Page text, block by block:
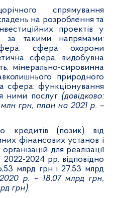
спрямування
на розроблення та
проектів у
за такими напрямами:
сфера охорони
сфера, видобувна
мінерально-сировинна
природного
сфера; функціонування
ними послуг (довідково:
грн, план на 2021 р. –
кредитів (позик) від
фінансових установ і
для реалізації
2022-2024 рр. відповідно
млрд грн і 27,53 млрд
р. – 18,07 млрд грн,
грн).